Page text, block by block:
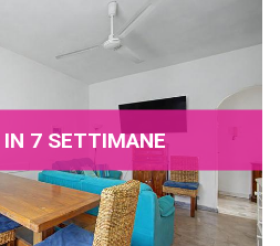
7 SETTIMANE